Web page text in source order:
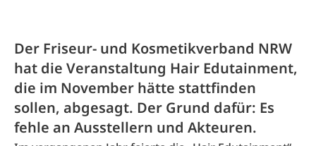
Der Friseur- und Kosmetikverband NRW
hat die Veranstaltung Hair Edutainment,
die im November hätte stattfinden
sollen, abgesagt. Der Grund dafür: Es
fehle an Ausstellern und Akteuren.